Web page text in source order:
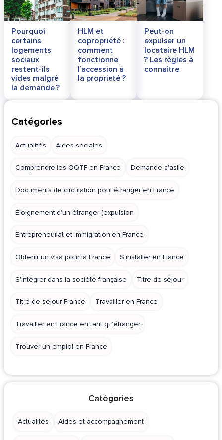
Pourquoi
certains
logements
sociaux
restent-ils
vides malgré
la demande ?
HLM et
copropriété :
comment
fonctionne
l’accession à
la propriété ?
Peut-on
expulser un
locataire HLM
? Les règles à
connaître
Catégories
Actualités Aides sociales
Comprendre les OQTF en France Demande d'asile
Documents de circulation pour étranger en France
Éloignement d'un étranger (expulsion
Entrepreneuriat et immigration en France
Obtenir un visa pour la France S'installer en France
S'intégrer dans la société française Titre de séjour
Titre de séjour France Travailler en France
Travailler en France en tant qu'étranger
Trouver un emploi en France
Catégories
Actualités Aides et accompagnement